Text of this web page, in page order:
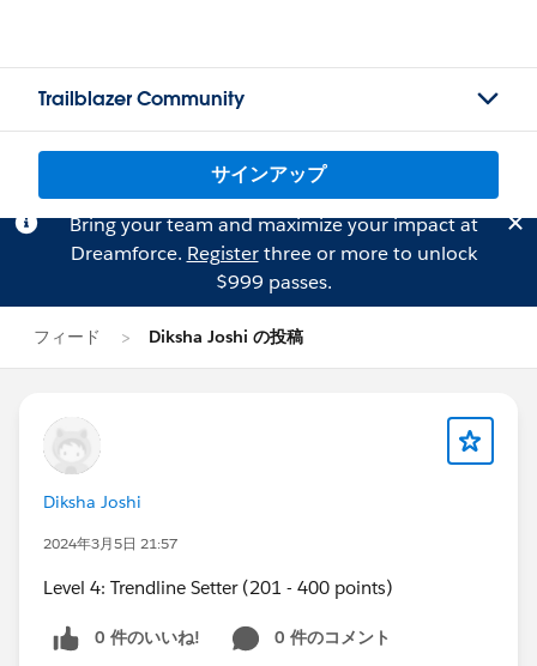
Trailblazer Community
サインアップ
Bring your team and maximize your impact at
Dreamforce. Registerthree or more to unlock
$999 passes.
フィード Diksha Joshi の投稿
Diksha Joshi
2024年3月5日 21:57
Level 4: Trendline Setter (201 - 400 points)
0 件のいいね!
0 件のコメント